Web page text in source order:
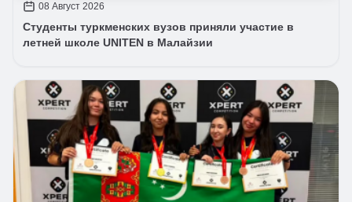
08 Август 2026
Студенты туркменских вузов приняли участие в
летней школе UNITEN в Малайзии